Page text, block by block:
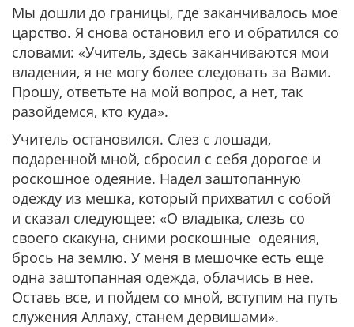
Мы дошли до границы, где заканчивалось мое
царство. Я снова остановил его и обратился со
словами: «Учитель, здесь заканчиваются мои
владения, я не могу более следовать за Вами.
Прошу, ответьте на мой вопрос, а нет, так
разойдемся, кто куда».
Учитель остановился. Слез с лошади,
подаренной мной, сбросил с себя дорогое и
роскошное одеяние. Надел заштопанную
одежду из мешка, который прихватил с собой
и сказал следующее: «О владыка, слезь со
своего скакуна, сними роскошные одеяния,
брось на землю. У меня в мешочке есть еще
одна заштопанная одежда, облачись в нее.
Оставь все, и пойдем со мной, вступим на путь
служения Аллаху, станем дервишами».